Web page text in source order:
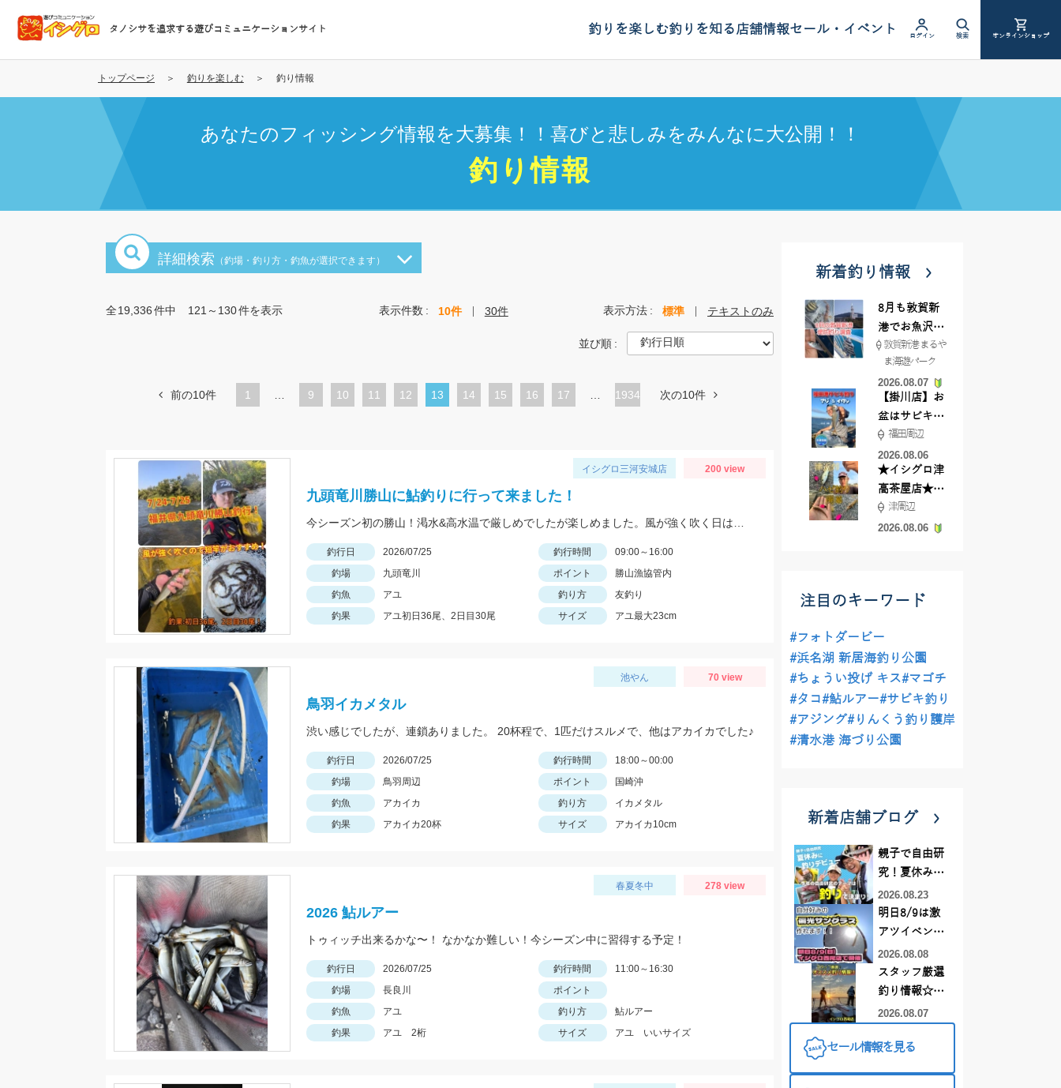
コ
テ
タノシサを追求する遊びコミュニケーションサイト 釣りを楽しむ釣りを知る店舗情報セール・イベント ログイン 検索 オンラインショップ
トップページ 釣りを楽しむ 釣り情報
あなたのフィッシング情報を大募集！！喜びと悲しみをみんなに大公開！！
釣り情報
詳細検索 （釣場・釣り方・釣魚が選択できます）
全19,336件中 121～130件を表示 表示件数 10件 30件 表示方法 標準 テキストのみ
並び順
前の10件 1
ペ
9
ペ
10
ペ
11
ペ
12
カ
ペ
13
ペ
14
ペ
15
ペ
16
ペ
17 1934 次の10件
イシグロ三河安城店 200 view
九頭竜川勝山に鮎釣りに行って来ました！
釣行日 2026/07/25 釣行時間
09:00～16:00
釣場
九頭竜川 ポイント
勝山漁協管内
釣魚
アユ 釣り方
友釣り
釣果
アユ初日36尾、2日目30尾 サイズ アユ最大23cm
池やん 70 view
鳥羽イカメタル
渋い感じでしたが、連鎖ありました。 20杯程で、1匹だけスルメで、他はアカイカでした♪
釣行日 2026/07/25 釣行時間
18:00～00:00
釣場
鳥羽周辺 ポイント
国崎沖
釣魚
アカイカ 釣り方
イカメタル
釣果
アカイカ20杯 サイズ アカイカ10cm
春夏冬中 278 view
2026 鮎ルアー
トゥィッチ出来るかな〜！ なかなか難しい！今シーズン中に習得する予定！
釣行日 2026/07/25 釣行時間
11:00～16:30
釣場
長良川
ポイント
釣魚
アユ 釣り方
鮎ルアー
釣果
アユ 2桁 サイズ アユ いいサイズ
新着釣り情報
8月も敦賀新
港でお魚沢山
♪ イシグロ彦
根店
敦賀新港 まるや
ま海遊パーク
2026.08.07
【掛川店】お
盆はサビキ釣
りいきません
か?
福田周辺
2026.08.06
★イシグロ津
高茶屋店★津
近郊ハゼ釣れ
てます！
津周辺
2026.08.06
注目のキーワード
#フォトダービー
#浜名湖 新居海釣り公園
#ちょうい投げ キス#マゴチ
#タコ#鮎ルアー#サビキ釣り
#アジング#りんくう釣り護岸
#清水港 海づり公園
新着店舗ブログ
親子で自由研
究！夏休みに
釣りデビュー
2026.08.23
明日8/9は激
アツイベント
日！！！～オ
ーダー偏光グ
ラス受注会～
2026.08.08
スタッフ厳選
釣り情報☆彡
連休は何釣り
♪【イシグロ
2026.08.07
セール情報を見る